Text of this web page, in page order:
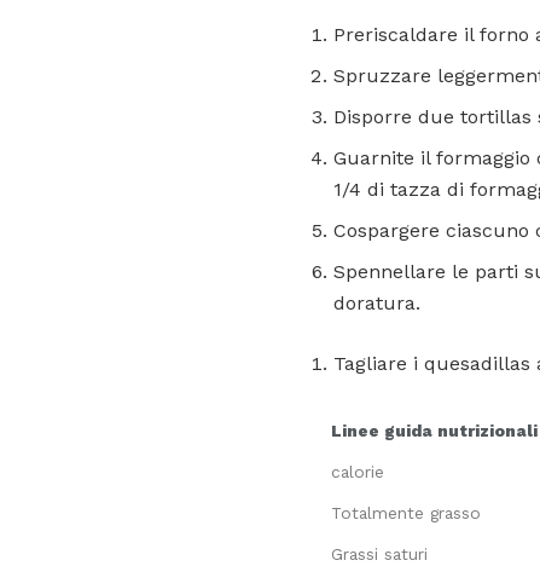
Preriscaldare il forno
Spruzzare
Disporre due tortillas
Guarnite il formaggio
1/4 di tazza di
Cospargere
Spennellare le parti
doratura.
Tagliare i quesadillas
Linee guida
calorie
Totalmente grasso
Grassi saturi